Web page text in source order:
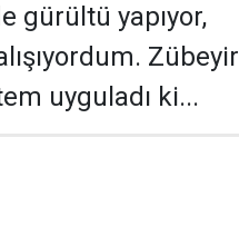
gürültü yapıyor,
Zübeyir
uyguladı ki...